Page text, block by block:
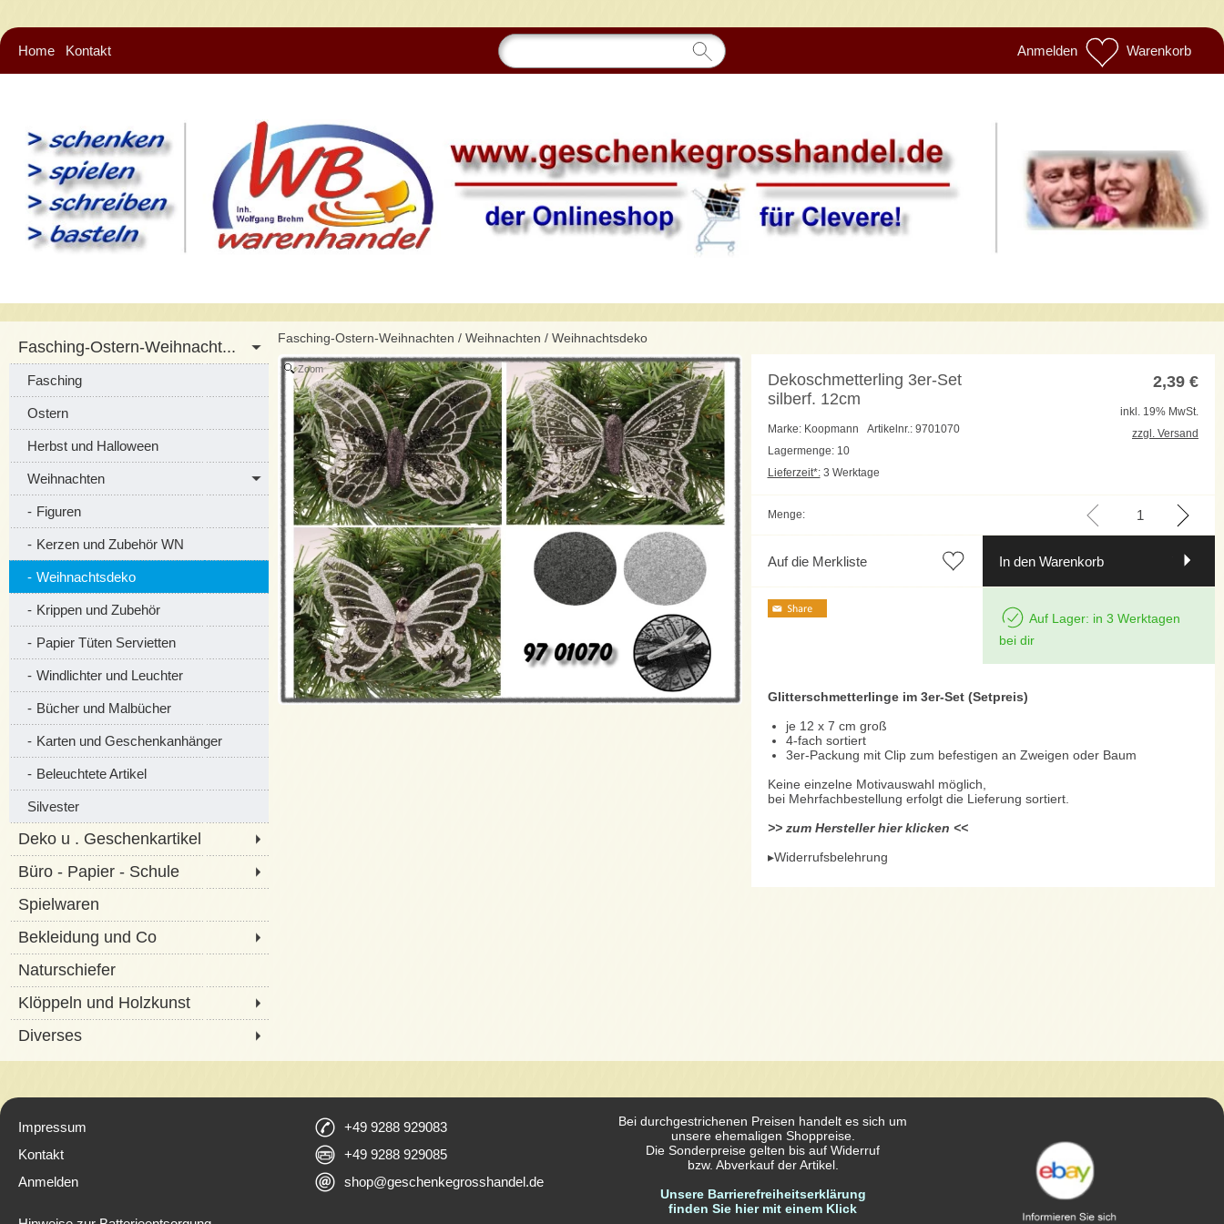
Home Kontakt Anmelden Warenkorb
Fasching-Ostern-Weihnacht...
Fasching
Ostern
Herbst und Halloween
Weihnachten
Figuren
Kerzen und Zubehör WN
Weihnachtsdeko
Krippen und Zubehör
Papier Tüten Servietten
Windlichter und Leuchter
Bücher und Malbücher
Karten und Geschenkanhänger
Beleuchtete Artikel
Silvester
Deko u . Geschenkartikel
Büro - Papier - Schule
Spielwaren
Bekleidung und Co
Naturschiefer
Klöppeln und Holzkunst
Diverses
Fasching-Ostern-Weihnachten / Weihnachten / Weihnachtsdeko
Zoom
2,39 €
Dekoschmetterling 3er-Set
silberf. 12cm
Marke: Koopmann Artikelnr.: 9701070
Lagermenge: 10
Lieferzeit*:3 Werktage
inkl. 19% MwSt.
zzgl. Versand
Menge:
Auf die Merkliste In den Warenkorb
Auf Lager: in 3 Werktagen
bei dir
Glitterschmetterlinge im 3er-Set (Setpreis)
je 12 x 7 cm groß
4-fach sortiert
3er-Packung mit Clip zum befestigen an Zweigen oder Baum
Keine einzelne Motivauswahl möglich,
bei Mehrfachbestellung erfolgt die Lieferung sortiert.
>> zum Hersteller hier klicken <<
▸Widerrufsbelehrung
Impressum
Kontakt
Anmelden
+49 9288 929083
+49 9288 929085
shop@geschenkegrosshandel.de
Bei durchgestrichenen Preisen handelt es sich um
unsere ehemaligen Shoppreise.
Die Sonderpreise gelten bis auf Widerruf
bzw. Abverkauf der Artikel.
Unsere Barrierefreiheitserklärung
finden Sie hier mit einem Klick